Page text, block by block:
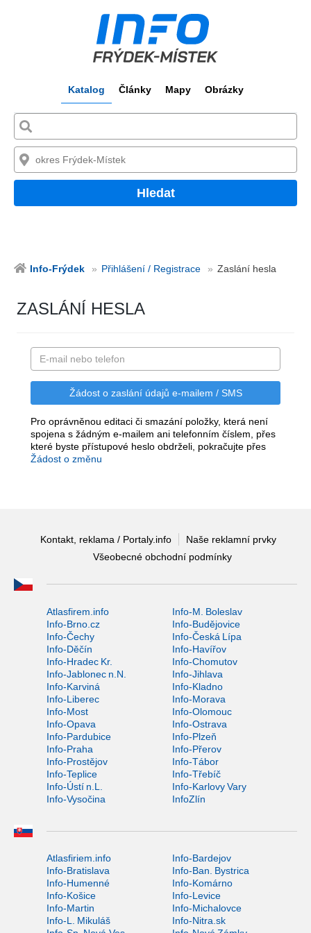
Katalog Články Mapy Obrázky
Hledat
Info-Frýdek Přihlášení / Registrace Zaslání hesla
ZASLÁNÍ HESLA
Pro oprávněnou editaci či smazání položky, která není
spojena s žádným e-mailem ani telefonním číslem, přes
které byste přístupové heslo obdrželi, pokračujte přes
Žádost o změnu
Kontakt, reklama / Portaly.info
Naše reklamní prvky
Všeobecné obchodní podmínky
Atlasfirem.info
Info-M. Boleslav
Info-Brno.cz
Info-Budějovice
Info-Čechy
Info-Česká Lípa
Info-Děčín
Info-Havířov
Info-Hradec Kr.
Info-Chomutov
Info-Jablonec n.N.
Info-Jihlava
Info-Karviná
Info-Kladno
Info-Liberec
Info-Morava
Info-Most
Info-Olomouc
Info-Opava
Info-Ostrava
Info-Pardubice
Info-Plzeň
Info-Praha
Info-Přerov
Info-Prostějov
Info-Tábor
Info-Teplice
Info-Třebíč
Info-Ústí n.L.
Info-Karlovy Vary
Info-Vysočina
InfoZlín
Atlasfiriem.info
Info-Bardejov
Info-Bratislava
Info-Ban. Bystrica
Info-Humenné
Info-Komárno
Info-Košice
Info-Levice
Info-Martin
Info-Michalovce
Info-L. Mikuláš
Info-Nitra.sk